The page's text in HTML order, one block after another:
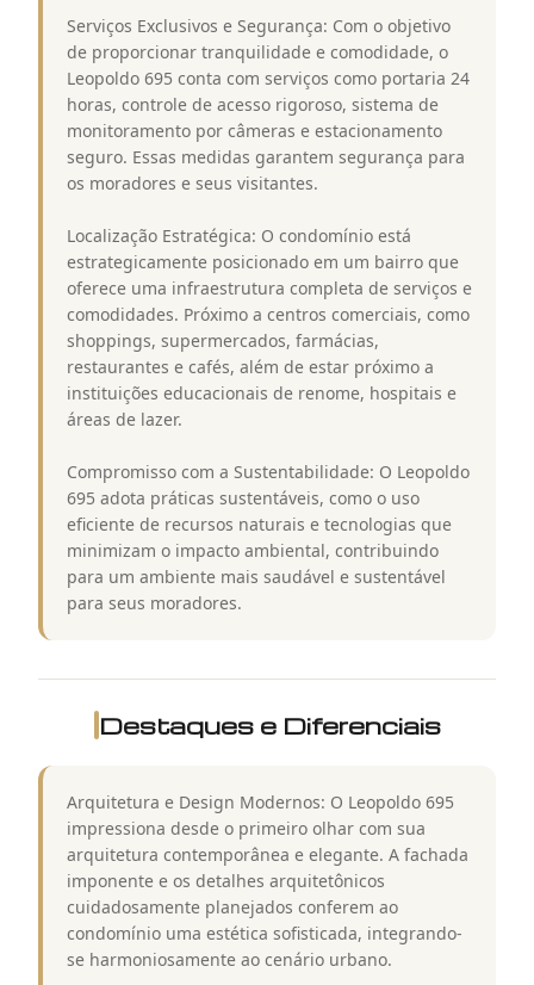
Serviços Exclusivos e Segurança: Com o objetivo
de proporcionar tranquilidade e comodidade, o
Leopoldo 695 conta com serviços como portaria 24
horas, controle de acesso rigoroso, sistema de
monitoramento por câmeras e estacionamento
seguro. Essas medidas garantem segurança para
os moradores e seus visitantes.
Localização Estratégica: O condomínio está
estrategicamente posicionado em um bairro que
oferece uma infraestrutura completa de serviços e
comodidades. Próximo a centros comerciais, como
shoppings, supermercados, farmácias,
restaurantes e cafés, além de estar próximo a
instituições educacionais de renome, hospitais e
áreas de lazer.
Compromisso com a Sustentabilidade: O Leopoldo
695 adota práticas sustentáveis, como o uso
eficiente de recursos naturais e tecnologias que
minimizam o impacto ambiental, contribuindo
para um ambiente mais saudável e sustentável
para seus moradores.
Destaques e Diferenciais
Arquitetura e Design Modernos: O Leopoldo 695
impressiona desde o primeiro olhar com sua
arquitetura contemporânea e elegante. A fachada
imponente e os detalhes arquitetônicos
cuidadosamente planejados conferem ao
condomínio uma estética sofisticada, integrando-
se harmoniosamente ao cenário urbano.